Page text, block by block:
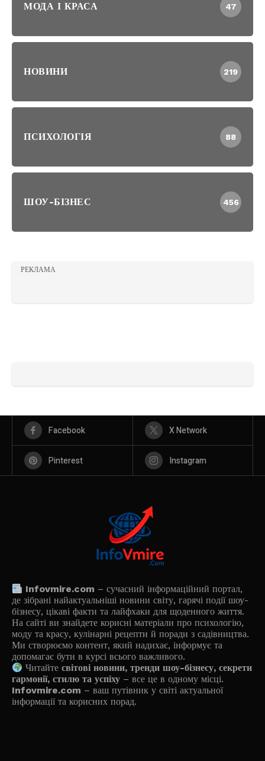
МОДА І КРАСА 47
НОВИНИ 219
ПСИХОЛОГІЯ 88
ШОУ-БІЗНЕС 456
РЕКЛАМА
Facebook X Network
Pinterest Instagram
Infovmire.com – сучасний інформаційний портал,
де зібрані найактуальніші новини світу, гарячі події шоу-
бізнесу, цікаві факти та лайфхаки для щоденного життя.
На сайті ви знайдете корисні матеріали про психологію,
моду та красу, кулінарні рецепти й поради з садівництва.
Ми створюємо контент, який надихає, інформує та
допомагає бути в курсі всього важливого.
Читайтесвітові новини, тренди шоу-бізнесу, секрети
гармонії, стилю та успіху – все це в одному місці.
Infovmire.com – ваш путівник у світі актуальної
інформації та корисних порад.